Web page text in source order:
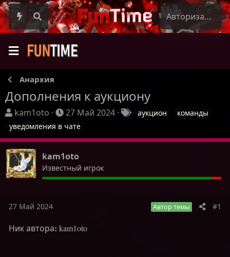
Авторизация
Анархия
Дополнения к аукциону
А
в
о
р
т
е
ы
kam1oto
Д
а
н
а
ч
27 Май 2024 аукцион
команды
уведомления в чате
kam1oto
Известный игрок
27 Май 2024 Автор темы #1
Ник автора: kam1oto